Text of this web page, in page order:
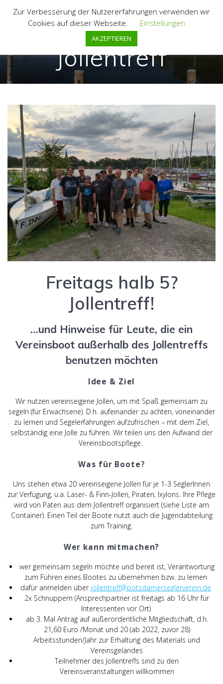
Inhalt
springen
Jollentreff
Freitags halb 5?
Jollentreff!
…und Hinweise für Leute, die ein
Vereinsboot außerhalb des Jollentreffs
benutzen möchten
Idee & Ziel
Wir nutzen vereinseigene Jollen, um mit Spaß gemeinsam zu
segeln (für Erwachsene). D.h. aufeinander zu achten, voneinander
zu lernen und Segelerfahrungen aufzufrischen – mit dem Ziel,
selbständig eine Jolle zu führen. Wir teilen uns den Aufwand der
Vereinsbootspflege.
Was für Boote?
Uns stehen etwa 20 vereinseigene Jollen für je 1-3 SeglerInnen
zur Verfügung, u.a. Laser- & Finn-Jollen, Piraten, Ixylons. Ihre Pflege
wird von Paten aus dem Jollentreff organisiert (siehe Liste am
Container). Einen Teil der Boote nutzt auch die Jugendabteilung
zum Training.
Wer kann mitmachen?
wer gemeinsam segeln möchte und bereit ist, Verantwortung
zum Führen eines Bootes zu übernehmen bzw. zu lernen
dafür anmelden über jollentreff@potsdamerseglerverein.de
2x Schnuppern (Ansprechpartner ist freitags ab 16 Uhr für
Interessenten vor Ort)
ab 3. Mal Antrag auf außerordentliche Mitgliedschaft, d.h.
21,60 Euro /Monat und 20 (ab 2022, zuvor 28)
Arbeitsstunden/Jahr zur Erhaltung des Materials und
Vereinsgeländes
Teilnehmer des Jollentreffs sind zu den
Vereinsveranstaltungen willkommen
Zur Verbesserung der Nutzererfahrungen verwenden wir
Cookies auf dieser Webseite.
Einstellungen
AKZEPTIEREN